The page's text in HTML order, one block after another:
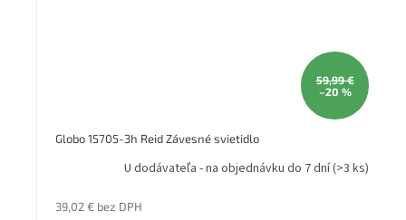
59,99 €
–20 %
Globo 15705-3h Reid Závesné svietidlo
U dodávateľa - na objednávku do 7 dní(>3 ks)
39,02 € bez DPH